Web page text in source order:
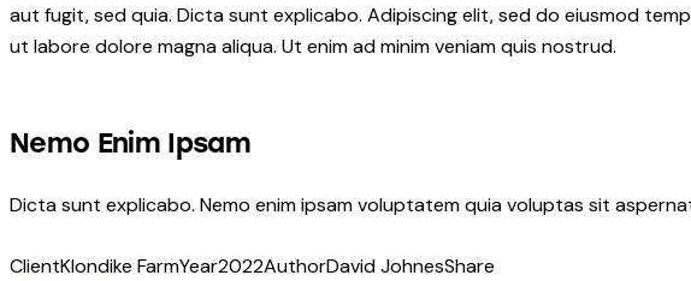
aut fugit, sed quia. Dicta sunt explicabo. Adipiscing elit, sed do eiusmod
ut labore dolore magna aliqua. Ut enim ad minim veniam quis nostrud.
Nemo Enim Ipsam
Dicta sunt explicabo. Nemo enim ipsam voluptatem quia voluptas sit
ClientKlondike FarmYear2022AuthorDavid JohnesShare